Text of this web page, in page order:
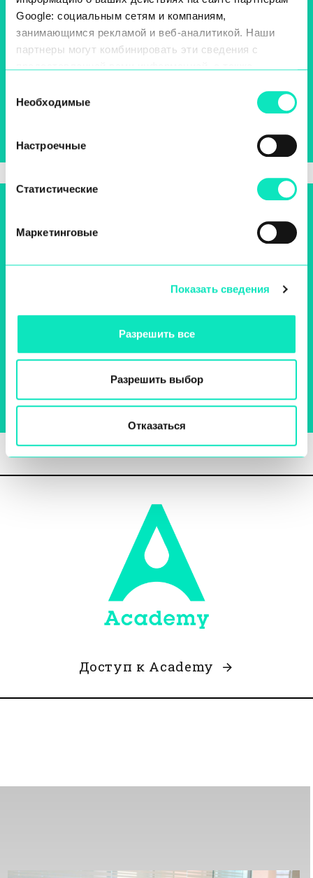
Google: социальным сетям и компаниям,
занимающимся рекламой и веб-аналитикой. Наши
партнеры могут комбинировать эти сведения с
вами их сервисов.
согласия
Необходимые
Настроечные
Статистические
Маркетинговые
Показать сведения
Разрешить все
Разрешить выбор
Отказаться
Запасные части
Онлайн-каталог
Доступ к Аcademy